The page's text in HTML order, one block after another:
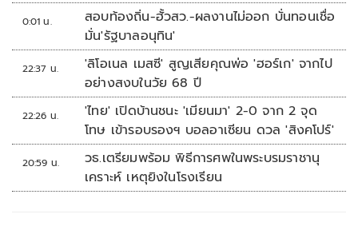
0:01 น.
สอบท้องถิ่น-ฮั้วสว.-ผลงานไม่ออก บั่นทอนเชื่อ
มั่น'รัฐบาลอนุทิน'
22:37 น.
'ลิโอเนล เมสซี' สูญเสียคุณพ่อ 'ฮอร์เก' จากไป
อย่างสงบในวัย 68 ปี
22:26 น.
'ไทย' เปิดบ้านชนะ 'เมียนมา' 2-0 จาก 2 จุด
โทษ เข้ารอบรองฯ บอลอาเซียน ดวล 'สิงคโปร์'
20:59 น.
วธ.เตรียมพร้อม พิธีการศพในพระบรมราชานุ
เคราะห์ เหตุยิงในโรงเรียน